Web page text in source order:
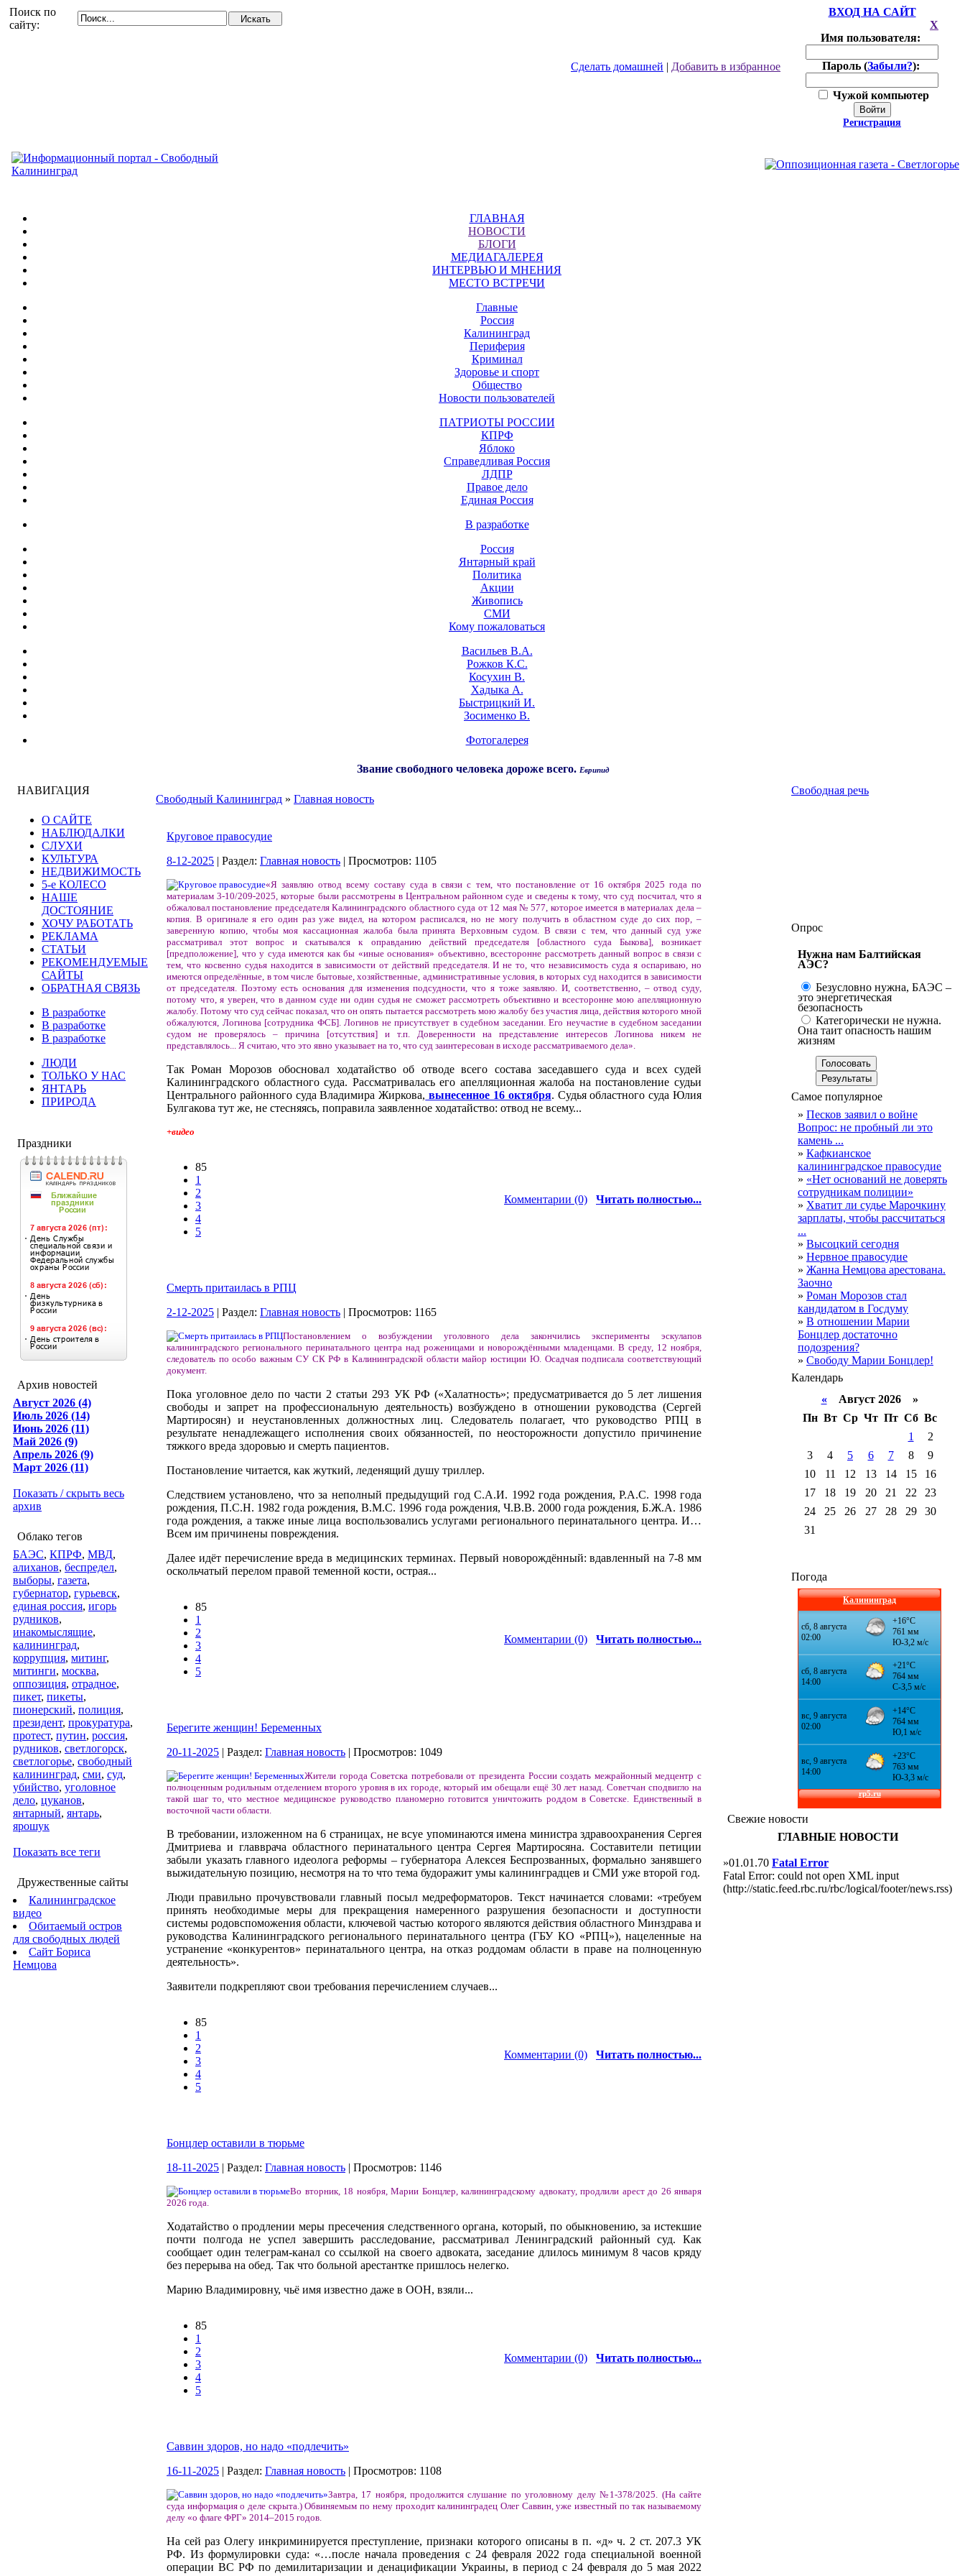
Поиск по
сайту:
Сделать домашней | Добавить в избранное
ВХОД НА САЙТ
X
Имя пользователя:
Пароль (Забыли?):
Чужой компьютер
Войти
Регистрация
ГЛАВНАЯ
НОВОСТИ
БЛОГИ
МЕДИАГАЛЕРЕЯ
ИНТЕРВЬЮ И МНЕНИЯ
МЕСТО ВСТРЕЧИ
Главные
Россия
Калининград
Периферия
Криминал
Здоровье и спорт
Общество
Новости пользователей
ПАТРИОТЫ РОССИИ
КПРФ
Яблоко
Справедливая Россия
ЛДПР
Правое дело
Единая Россия
В разработке
Россия
Янтарный край
Политика
Акции
Живопись
СМИ
Кому пожаловаться
Васильев В.А.
Рожков К.С.
Косухин В.
Хадыка А.
Быстрицкий И.
Зосименко В.
Фотогалерея
Звание свободного человека дороже всего. Еврипид
НАВИГАЦИЯ
О САЙТЕ
НАБЛЮДАЛКИ
СЛУХИ
КУЛЬТУРА
НЕДВИЖИМОСТЬ
5-е КОЛЕСО
НАШЕ
ДОСТОЯНИЕ
ХОЧУ РАБОТАТЬ
РЕКЛАМА
СТАТЬИ
РЕКОМЕНДУЕМЫЕ
САЙТЫ
ОБРАТНАЯ СВЯЗЬ
В разработке
В разработке
В разработке
ЛЮДИ
ТОЛЬКО У НАС
ЯНТАРЬ
ПРИРОДА
Праздники
Архив новостей
Август 2026 (4)
Июль 2026 (14)
Июнь 2026 (11)
Май 2026 (9)
Апрель 2026 (9)
Март 2026 (11)
Показать / скрыть весь
архив
Облако тегов
БАЭС, КПРФ, МВД,
алиханов, беспредел,
выборы, газета,
губернатор, гурьевск,
единая россия, игорь
рудников,
инакомыслящие,
калининград,
коррупция, митинг,
митинги, москва,
оппозиция, отрадное,
пикет, пикеты,
пионерский, полиция,
президент, прокуратура,
протест, путин, россия,
рудников, светлогорск,
светлогорье, свободный
калининград, сми, суд,
убийство, уголовное
дело, цуканов,
янтарный, янтарь,
ярошук
Показать все теги
Дружественные сайты
Калининградское
видео
Обитаемый остров
для свободных людей
Сайт Бориса
Немцова
Свободный Калининград » Главная новость
Круговое правосудие
8-12-2025 | Раздел: Главная новость | Просмотров: 1105
«Я заявляю отвод всему составу суда в связи с тем, что постановление от 16 октября 2025 года по
материалам 3-10/209-2025, которые были рассмотрены в Центральном районном суде и сведены к тому, что суд посчитал, что я
обжаловал постановление председателя Калининградского областного суда от 12 мая № 577, которое имеется в материалах дела –
копия. В оригинале я его один раз уже видел, на котором расписался, но не могу получить в областном суде до сих пор, –
заверенную копию, чтобы моя кассационная жалоба была принята Верховным судом. В связи с тем, что данный суд уже
рассматривал этот вопрос и скатывался к оправданию действий председателя [областного суда Быкова], возникает
[предположение], что у суда имеются как бы «иные основания» объективно, всесторонне рассмотреть данный вопрос в связи с
тем, что косвенно судья находится в зависимости от действий председателя. И не то, что независимость суда я оспариваю, но
имеются определённые, в том числе бытовые, хозяйственные, административные условия, в которых суд находится в зависимости
от председателя. Поэтому есть основания для изменения подсудности, что я тоже заявляю. И, соответственно, – отвод суду,
потому что, я уверен, что в данном суде ни один судья не сможет рассмотреть объективно и всесторонне мою апелляционную
жалобу. Потому что суд сейчас показал, что он опять пытается рассмотреть мою жалобу без участия лица, действия которого мной
обжалуются, Логинова [сотрудника ФСБ]. Логинов не присутствует в судебном заседании. Его неучастие в судебном заседании
судом не проверялось – причина [отсутствия] и т.п. Доверенности на представление интересов Логинова никем не
представлялось... Я считаю, что это явно указывает на то, что суд заинтересован в исходе рассматриваемого дела».
Так Роман Морозов обосновал ходатайство об отводе всего состава заседавшего суда и всех судей
Калининградского областного суда. Рассматривалась его апелляционная жалоба на постановление судьи
Центрального районного суда Владимира Жиркова, вынесенное 16 октября. Судья областного суда Юлия
Булгакова тут же, не стесняясь, поправила заявленное ходатайство: отвод не всему...
+видео
85
1
2
3
4
5
Комментарии (0) Читать полностью...
Смерть притаилась в РПЦ
2-12-2025 | Раздел: Главная новость | Просмотров: 1165
Постановлением о возбуждении уголовного дела закончились эксперименты эскулапов
калининградского регионального перинатального центра над роженицами и новорождёнными младенцами. В среду, 12 ноября,
следователь по особо важным СУ СК РФ в Калининградской области майор юстиции Ю. Осадчая подписала соответствующий
документ.
Пока уголовное дело по части 2 статьи 293 УК РФ («Халатность»; предусматривается до 5 лет лишения
свободы и запрет на профессиональную деятельность) возбуждено в отношении руководства (Сергей
Мартиросян) и неустановленных должностных лиц. Следователь полагает, что руководство РПЦ в
результате ненадлежащего исполнения своих обязанностей, по неосторожности допустило причинение
тяжкого вреда здоровью и смерть пациентов.
Постановление читается, как жуткий, леденящий душу триллер.
Следствием установлено, что за неполный предыдущий год С.А.И. 1992 года рождения, Р.А.С. 1998 года
рождения, П.С.Н. 1982 года рождения, В.М.С. 1996 года рождения, Ч.В.В. 2000 года рождения, Б.Ж.А. 1986
года рождения, а также иные лица воспользовались услугами регионального перинатального центра. И…
Всем им причинены повреждения.
Далее идёт перечисление вреда в медицинских терминах. Первый новорождённый: вдавленный на 7-8 мм
оскольчатый перелом правой теменной кости, острая...
85
1
2
3
4
5
Комментарии (0) Читать полностью...
Берегите женщин! Беременных
20-11-2025 | Раздел: Главная новость | Просмотров: 1049
Жители города Советска потребовали от президента России создать межрайонный медцентр с
полноценным родильным отделением второго уровня в их городе, который им обещали ещё 30 лет назад. Советчан сподвигло на
такой шаг то, что местное медицинское руководство планомерно готовится уничтожить роддом в Советске. Единственный в
восточной части области.
В требовании, изложенном на 6 страницах, не всуе упоминаются имена министра здравоохранения Сергея
Дмитриева и главврача областного перинатального центра Сергея Мартиросяна. Составители петиции
забыли указать главного идеолога реформы – губернатора Алексея Беспрозванных, формально занявшего
выжидательную позицию, несмотря на то что тема будоражит умы калининградцев и СМИ уже второй год.
Люди правильно прочувствовали главный посыл медреформаторов. Текст начинается словами: «требуем
принять необходимые меры для прекращения намеренного разрушения безопасности и доступности
системы родовспоможения области, ключевой частью которого являются действия областного Минздрава и
руководства Калининградского регионального перинатального центра (ГБУ КО «РПЦ»), нацеленные на
устранение «конкурентов» перинатального центра, на отказ роддомам области в праве на полноценную
деятельность».
Заявители подкрепляют свои требования перечислением случаев...
85
1
2
3
4
5
Комментарии (0) Читать полностью...
Бонцлер оставили в тюрьме
18-11-2025 | Раздел: Главная новость | Просмотров: 1146
Во вторник, 18 ноября, Марии Бонцлер, калининградскому адвокату, продлили арест до 26 января
2026 года.
Ходатайство о продлении меры пресечения следственного органа, который, по обыкновению, за истекшие
почти полгода не успел завершить расследование, рассматривал Ленинградский районный суд. Как
сообщает один телеграм-канал со ссылкой на своего адвоката, заседание длилось минимум 8 часов кряду
без перерыва на обед. Так что больной арестантке пришлось нелегко.
Марию Владимировну, чьё имя известно даже в ООН, взяли...
85
1
2
3
4
5
Комментарии (0) Читать полностью...
Саввин здоров, но надо «подлечить»
16-11-2025 | Раздел: Главная новость | Просмотров: 1108
Завтра, 17 ноября, продолжится слушание по уголовному делу №1-378/2025. (На сайте
суда информация о деле скрыта.) Обвиняемым по нему проходит калининградец Олег Саввин, уже известный по так называемому
делу «о флаге ФРГ» 2014–2015 годов.
На сей раз Олегу инкриминируется преступление, признаки которого описаны в п. «д» ч. 2 ст. 207.3 УК
РФ. Из формулировки суда: «…после начала проведения с 24 февраля 2022 года специальной военной
операции ВС РФ по демилитаризации и денацификации Украины, в период с 24 февраля до 5 мая 2022
Свободная речь
Опрос
Нужна нам Балтийская
АЭС?
Безусловно нужна, БАЭС –
это энергетическая
безопасность
Категорически не нужна.
Она таит опасность нашим
жизням
Самое популярное
» Песков заявил о войне
Вопрос: не пробный ли это
камень ...
» Кафкианское
калининградское правосудие
» «Нет оснований не доверять
сотрудникам полиции»
» Хватит ли судье Марочкину
зарплаты, чтобы рассчитаться
...
» Высоцкий сегодня
» Нервное правосудие
» Жанна Немцова арестована.
Заочно
» Роман Морозов стал
кандидатом в Госдуму
» В отношении Марии
Бонцлер достаточно
подозрения?
» Свободу Марии Бонцлер!
Календарь
«Август 2026 »
Пн Вт Ср Чт Пт Сб Вс
1
2
3
4 5 6 7 8
9
10
11 12 13 14 15
16
17
18 19 20 21 22
23
24
25 26 27 28 29
30
31
Погода
Калининград
Свежие новости
ГЛАВНЫЕ НОВОСТИ
»01.01.70 Fatal Error
Fatal Error: could not open XML input
(http://static.feed.rbc.ru/rbc/logical/footer/news.rss)